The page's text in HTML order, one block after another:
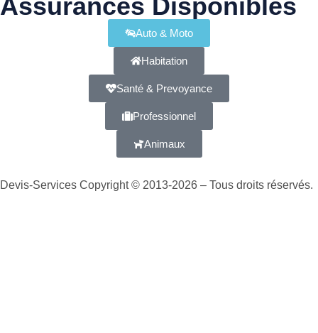
Assurances Disponibles
Auto & Moto
Habitation
Santé & Prevoyance
Professionnel
Animaux
Devis-Services Copyright © 2013-2026 – Tous droits réservés.